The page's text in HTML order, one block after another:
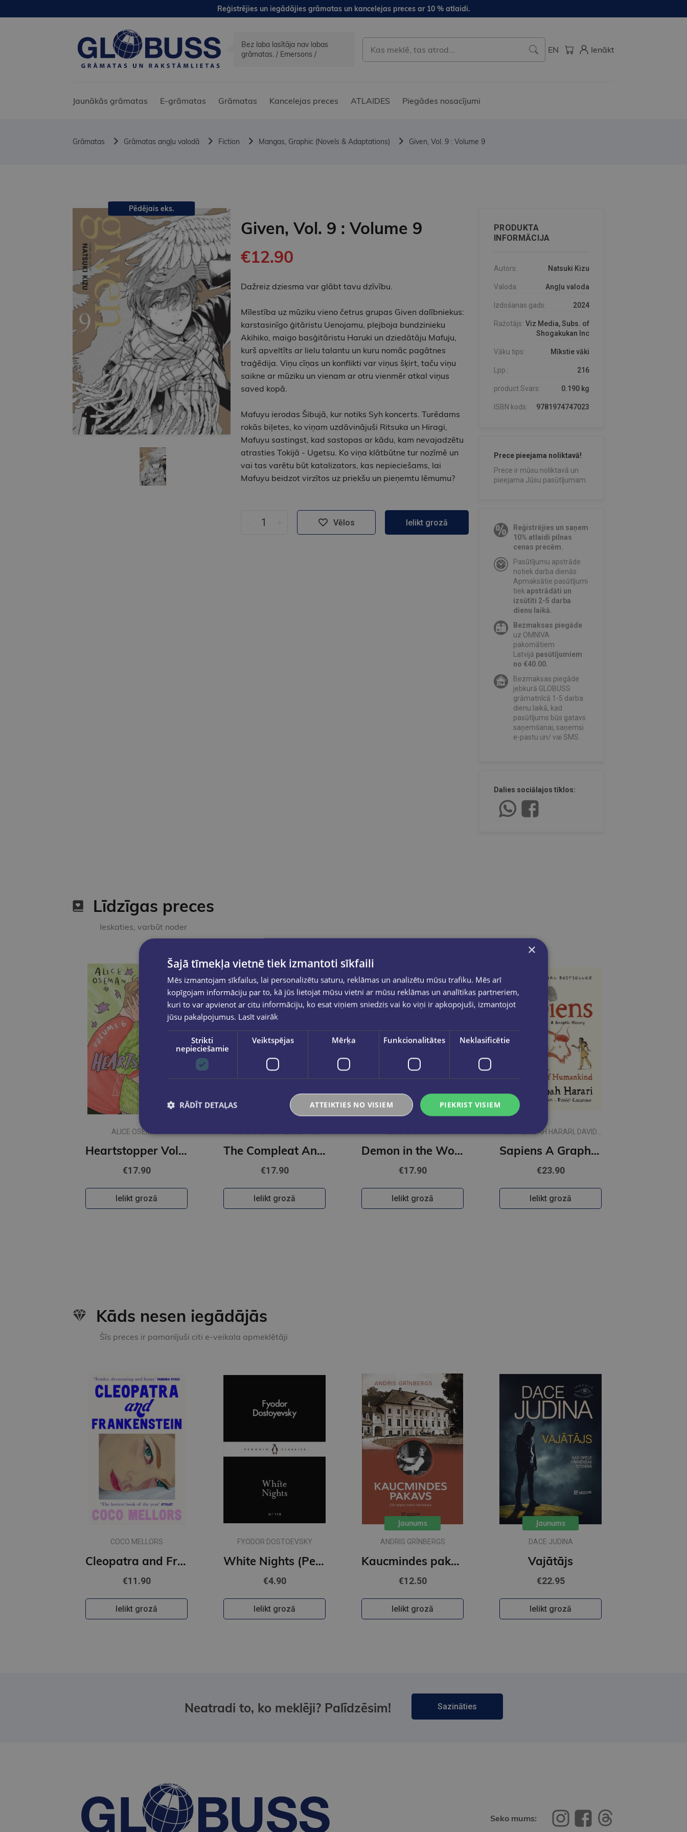
Reģistrējies un iegādājies grāmatas un kancelejas preces ar 10 % atlaidi.
Bez laba lasītāja nav labas
grāmatas. / Emersons /
EN Ienākt
Jaunākās grāmatas E-grāmatas Grāmatas Kancelejas preces ATLAIDES Piegādes nosacījumi
Grāmatas Grāmatas angļu valodā Fiction Mangas, Graphic (Novels & Adaptations) Given, Vol. 9 : Volume 9
Pēdējais eks.
Given, Vol. 9 : Volume 9
€12.90
Dažreiz dziesma var glābt tavu dzīvību.
Mīlestība uz mūziku vieno četrus grupas Given dalībniekus:
karstasinīgo ģitāristu Uenojamu, plejboja bundzinieku
Akihiko, maigo basģitāristu Haruki un dziedātāju Mafuju,
kurš apveltīts ar lielu talantu un kuru nomāc pagātnes
traģēdija. Viņu cīņas un konflikti var viņus šķirt, taču viņu
saikne ar mūziku un vienam ar otru vienmēr atkal viņus
saved kopā.
Mafuyu ierodas Šibujā, kur notiks Syh koncerts. Turēdams
rokās biļetes, ko viņam uzdāvinājuši Ritsuka un Hiragi,
Mafuyu sastingst, kad sastopas ar kādu, kam nevajadzētu
atrasties Tokijā - Ugetsu. Ko viņa klātbūtne tur nozīmē un
vai tas varētu būt katalizators, kas nepieciešams, lai
Mafuyu beidzot virzītos uz priekšu un pieņemtu lēmumu?
Vēlos Ielikt grozā
PRODUKTA
INFORMĀCIJA
Autors: Natsuki Kizu
Valoda: Angļu valoda
Izdošanas gads: 2024
Ražotājs: Viz Media, Subs. of
Shogakukan Inc
Vāku tips: Mīkstie vāki
Lpp.: 216
product.Svars: 0.190 kg
ISBN kods: 9781974747023
Prece pieejama noliktavā!
Prece ir mūsu noliktavā un
pieejama Jūsu pasūtījumam.
Reģistrējies un saņem
10% atlaidi pilnas
cenas precēm.
Pasūtījumu apstrāde
notiek darba dienās.
Apmaksātie pasūtījumi
tiekapstrādāti un
izsūtīti 2-5 darba
dienu laikā.
Bezmaksas piegāde
uz OMNIVA
pakomātiem
Latvijā pasūtījumiem
no €40.00.
Bezmaksas piegāde
jebkurā GLOBUSS
grāmatnīcā 1-5 darba
dienu laikā, kad
pasūtījums būs gatavs
saņemšanai, saņemsi
e-pastu un/ vai SMS.
Dalies sociālajos tīklos:
Līdzīgas preces
Ieskaties, varbūt noder
ALICE OSEMAN
Heartstopper Volume 6 : The final chapter of the phenomenal graphic novel series
€17.90
Ielikt grozā
Pēdējais eks.
GARETH BROOKES, IZAAK
The Compleat Angler : A Graphic Adaptation
€17.90
Ielikt grozā
Pēdējais eks.
LEIGH BARDUGO
Demon in the Wood : A Shadow and Bone Graphic Novel
€17.90
Ielikt grozā
YUVAL NOAH HARARI, DAVID
Sapiens A Graphic History, Volume 1 : The Birth of Humankind
€23.90
Ielikt grozā
Kāds nesen iegādājās
Šīs preces ir pamanījuši citi e-veikala apmeklētāji
COCO MELLORS
Cleopatra and Frankenstein
€11.90
Ielikt grozā
FYODOR DOSTOEVSKY
White Nights (Penguin Little Black Classics)
€4.90
Ielikt grozā
Jaunums
ANDRIS GRĪNBERGS
Kaucmindes pakavs
€12.50
Ielikt grozā
Jaunums
DACE JUDINA
Vajātājs
€22.95
Ielikt grozā
Neatradi to, ko meklēji? Palīdzēsim! Sazināties
Seko mums:
×
Šajā tīmekļa vietnē tiek izmantoti sīkfaili
Mēs izmantojam sīkfailus, lai personalizētu saturu, reklāmas un analizētu mūsu trafiku. Mēs arī
kopīgojam informāciju par to, kā jūs lietojat mūsu vietni ar mūsu reklāmas un analītikas partneriem,
kuri to var apvienot ar citu informāciju, ko esat viņiem sniedzis vai ko viņi ir apkopojuši, izmantojot
jūsu pakalpojumus. Lasīt vairāk
Strikti
nepieciešamie
Veiktspējas Mērķa Funkcionalitātes Neklasificētie
PIEKRIST VISIEM
ATTEIKTIES NO VISIEM
RĀDĪT DETAĻAS